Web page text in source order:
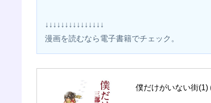
↓↓↓↓↓↓↓↓↓↓↓↓↓↓↓
漫画を読むなら電子書籍でチェック。
僕だけがいない街(1)